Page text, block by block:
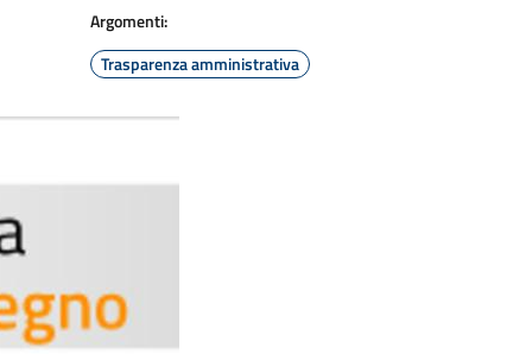
Argomenti:
Trasparenza amministrativa